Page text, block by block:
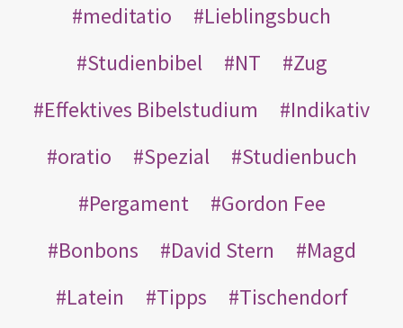
meditatio
Lieblingsbuch
Studienbibel
NT
Zug
Effektives Bibelstudium
Indikativ
oratio
Spezial
Studienbuch
Pergament
Gordon Fee
Bonbons
David Stern
Magd
Latein
Tipps
Tischendorf